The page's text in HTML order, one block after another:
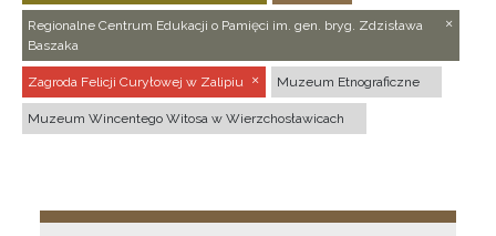
Regionalne Centrum Edukacji o Pamięci im. gen. bryg. Zdzisława
Baszaka
Zagroda Felicji Curyłowej w Zalipiu Muzeum Etnograficzne
Muzeum Wincentego Witosa w Wierzchosławicach